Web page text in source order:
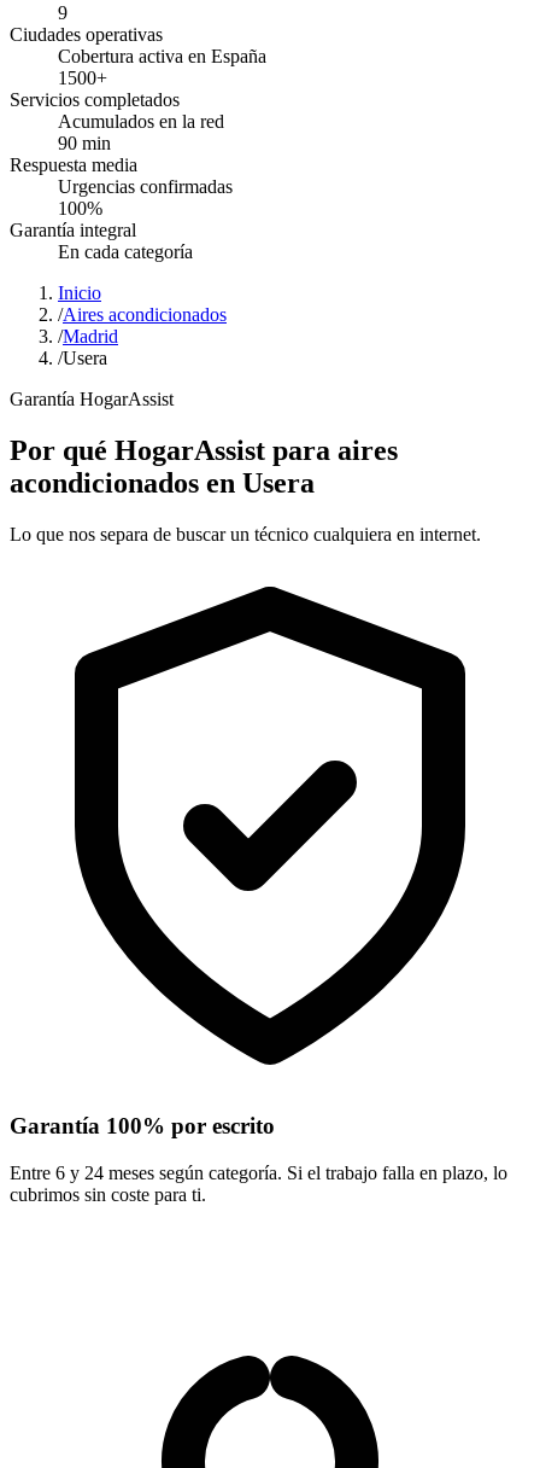
9
Ciudades operativas
Cobertura activa en España
1500+
Servicios completados
Acumulados en la red
90 min
Respuesta media
Urgencias confirmadas
100%
Garantía integral
En cada categoría
Inicio
/Aires acondicionados
/Madrid
/Usera
Garantía HogarAssist
Por qué HogarAssist para aires
acondicionados en Usera
Lo que nos separa de buscar un técnico cualquiera en internet.
Garantía 100% por escrito
Entre 6 y 24 meses según categoría. Si el trabajo falla en plazo, lo
cubrimos sin coste para ti.